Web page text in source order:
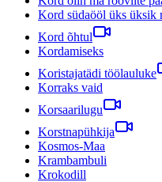
Kord südaööl üks üksik
Kord õhtul
Kordamiseks
Koristajatädi töölauluke
Korraks vaid
Korsaarilugu
Korstnapühkija
Kosmos-Maa
Krambambuli
Krokodill